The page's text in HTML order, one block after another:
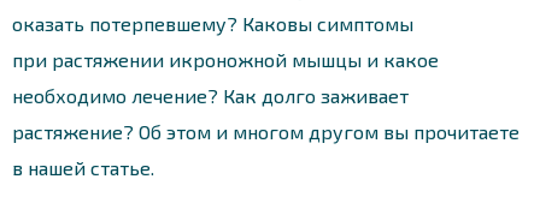
оказать потерпевшему? Каковы симптомы
при растяжении икроножной мышцы и какое
необходимо лечение? Как долго заживает
растяжение? Об этом и многом другом вы прочитаете
в нашей статье.